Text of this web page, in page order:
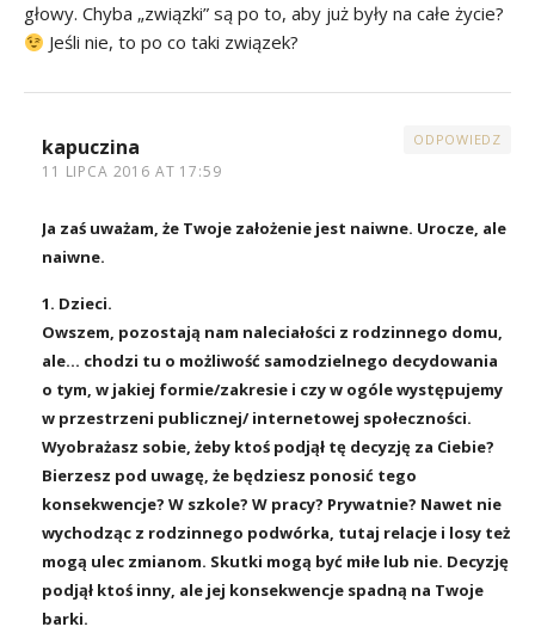
głowy. Chyba „związki” są po to, aby już były na całe życie?
Jeśli nie, to po co taki związek?
kapuczina
11 LIPCA 2016 AT 17:59
ODPOWIEDZ
Ja zaś uważam, że Twoje założenie jest naiwne. Urocze, ale
naiwne.
1. Dzieci.
Owszem, pozostają nam naleciałości z rodzinnego domu,
ale… chodzi tu o możliwość samodzielnego decydowania
o tym, w jakiej formie/zakresie i czy w ogóle występujemy
w przestrzeni publicznej/ internetowej społeczności.
Wyobrażasz sobie, żeby ktoś podjął tę decyzję za Ciebie?
Bierzesz pod uwagę, że będziesz ponosić tego
konsekwencje? W szkole? W pracy? Prywatnie? Nawet nie
wychodząc z rodzinnego podwórka, tutaj relacje i losy też
mogą ulec zmianom. Skutki mogą być miłe lub nie. Decyzję
podjął ktoś inny, ale jej konsekwencje spadną na Twoje
barki.